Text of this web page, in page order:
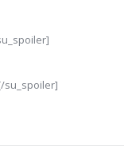
su_spoiler]